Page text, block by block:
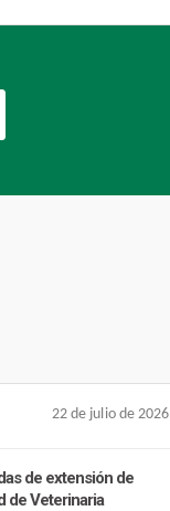
21 de julio de 2026
de resultados de
sobre inclusión social